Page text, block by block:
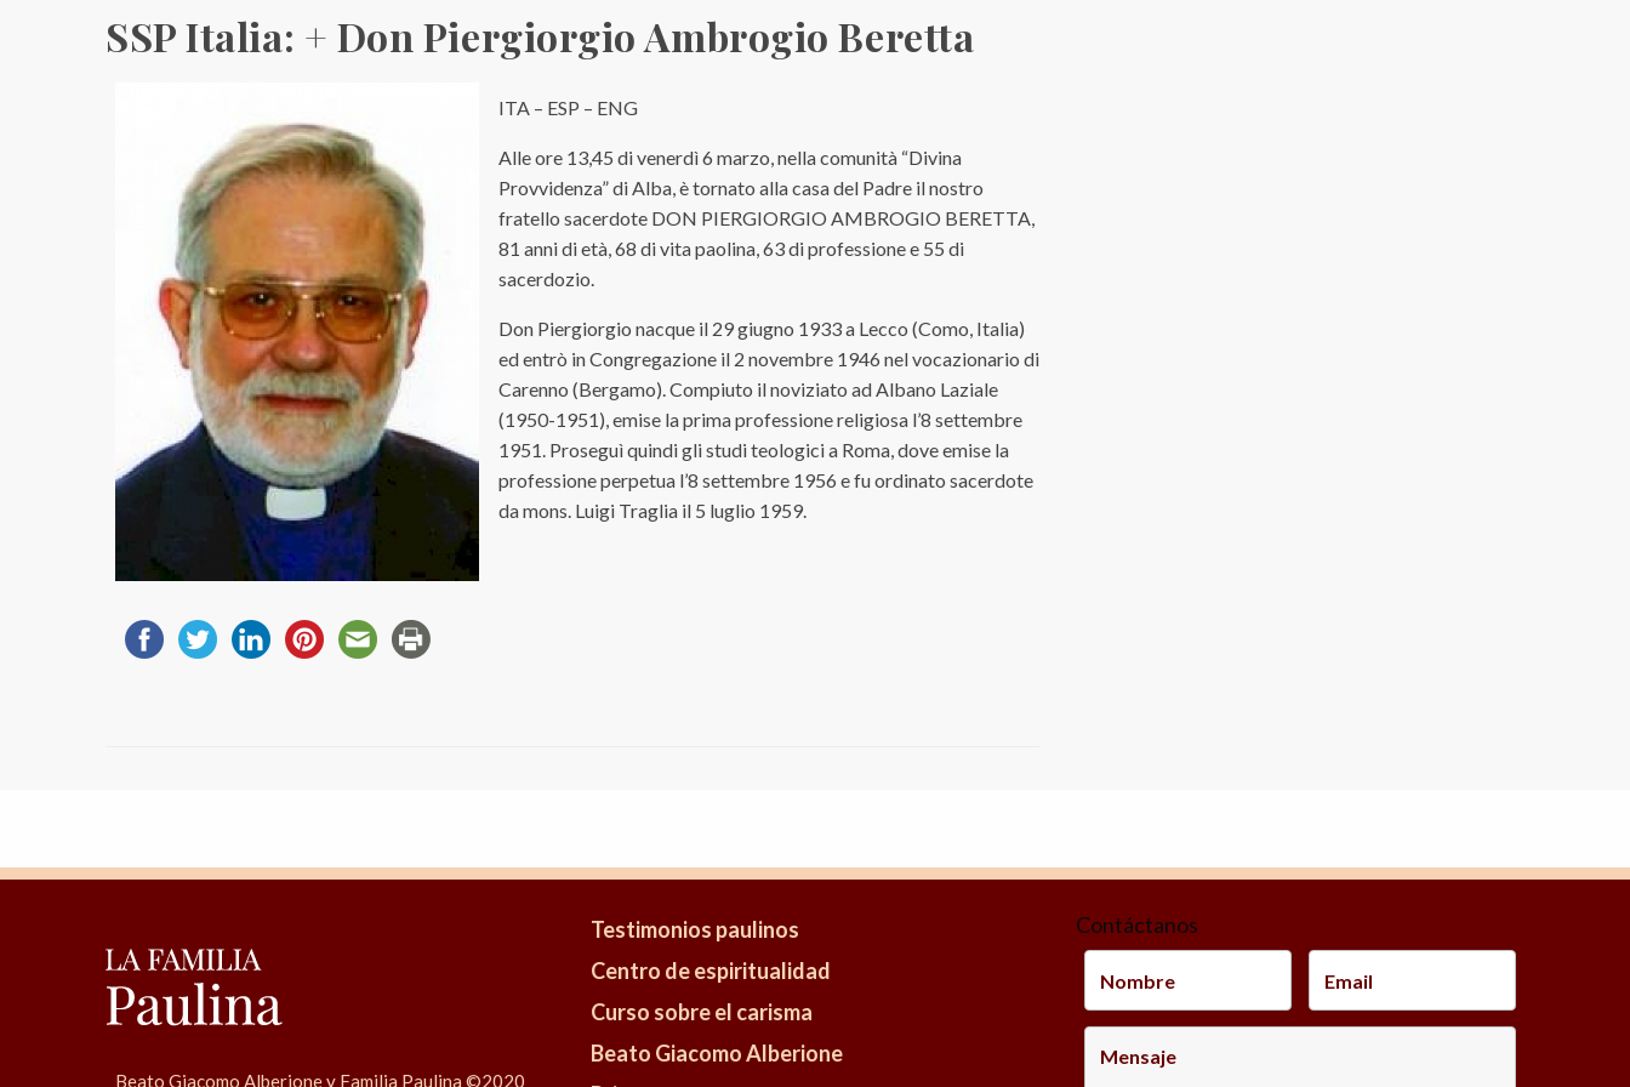
SSP Italia: + Don Piergiorgio Ambrogio Beretta
ITA – ESP – ENG
Alle ore 13,45 di venerdì 6 marzo, nella comunità “Divina
Provvidenza” di Alba, è tornato alla casa del Padre il nostro
fratello sacerdote DON PIERGIORGIO AMBROGIO BERETTA,
81 anni di età, 68 di vita paolina, 63 di professione e 55 di
sacerdozio.
Don Piergiorgio nacque il 29 giugno 1933 a Lecco (Como, Italia)
ed entrò in Congregazione il 2 novembre 1946 nel vocazionario di
Carenno (Bergamo). Compiuto il noviziato ad Albano Laziale
(1950-1951), emise la prima professione religiosa l’8 settembre
1951. Proseguì quindi gli studi teologici a Roma, dove emise la
professione perpetua l’8 settembre 1956 e fu ordinato sacerdote
da mons. Luigi Traglia il 5 luglio 1959.
Beato Giacomo Alberione y Familia Paulina ©2020
Testimonios paulinos
Centro de espiritualidad
Curso sobre el carisma
Beato Giacomo Alberione
Contáctanos